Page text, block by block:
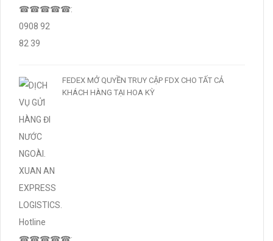
FEDEX MỞ QUYỀN TRUY CẬP FDX CHO TẤT CẢ
KHÁCH HÀNG TẠI HOA KỲ